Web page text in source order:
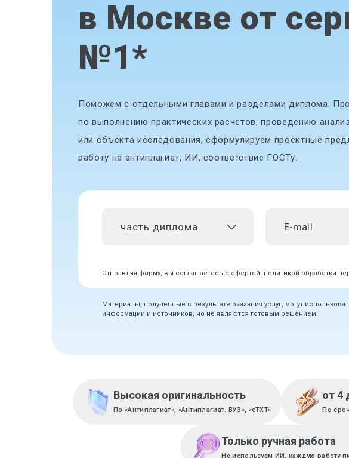
в Москве от
№1*
Поможем с отдельными главами и разделами диплома.
по выполнению практических расчетов, проведению
или объекта исследования, сформулируем проектные
работу на антиплагиат, ИИ, соответствие ГОСТу.
часть диплома
Отправляя форму, вы соглашаетесь с офертой, политикой обработки
Материалы, полученные в результате оказания услуг, могут
информации и источников, но не являются готовым решением.
Высокая оригинальность
По «Антиплагиат», «Антиплагиат. ВУЗ», «eTXT»
от 4
По
Только ручная работа
Не используем ИИ, каждую работу